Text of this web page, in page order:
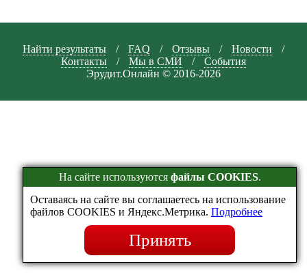
Найти результаты / FAQ / Отзывы / Новости
/
Контакты
/ Мы в СМИ /
События
Эрудит.Онлайн © 2016-2026
На сайте используются файлы COOKIES.
Оставаясь на сайте вы соглашаетесь на использование
файлов COOKIES и Яндекс.Метрика. Подробнее
Принять